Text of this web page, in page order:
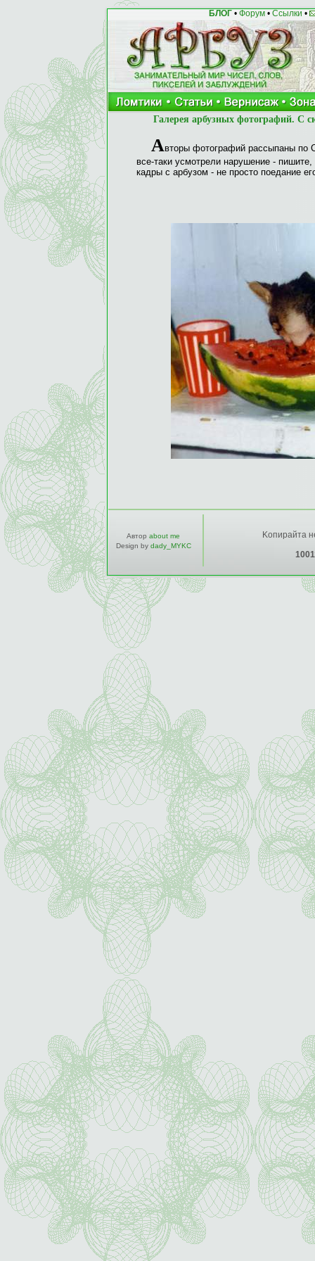
БЛОГ• Форум• Ссылки •
Галерея арбузных фотографий. С
Авторы фотографий рассыпаны по
все-таки усмотрели нарушение -
кадры с арбузом - не просто поедание
Автор about me
Design by dady_MYKC
Kопирайта